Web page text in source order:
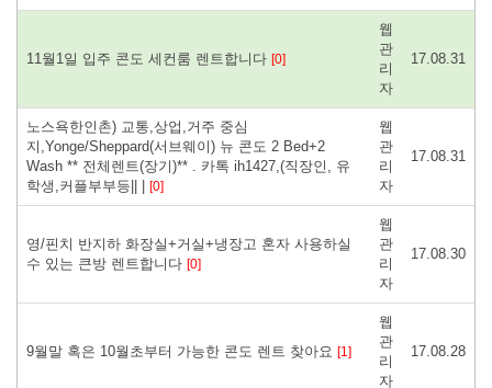
11월1일 입주 콘도 세컨룸 렌트합니다 [0]
웹
관
리
자
17.08.31
노스욕한인촌) 교통,상업,거주 중심
지,Yonge/Sheppard(서브웨이) 뉴 콘도 2 Bed+2
Wash ** 전체렌트(장기)** . 카톡 ih1427,(직장인, 유
학생,커플부부등|| | [0]
웹
관
리
자
17.08.31
영/핀치 반지하 화장실+거실+냉장고 혼자 사용하실
수 있는 큰방 렌트합니다 [0]
웹
관
리
자
17.08.30
9월말 혹은 10월초부터 가능한 콘도 렌트 찾아요 [1]
웹
관
리
자
17.08.28